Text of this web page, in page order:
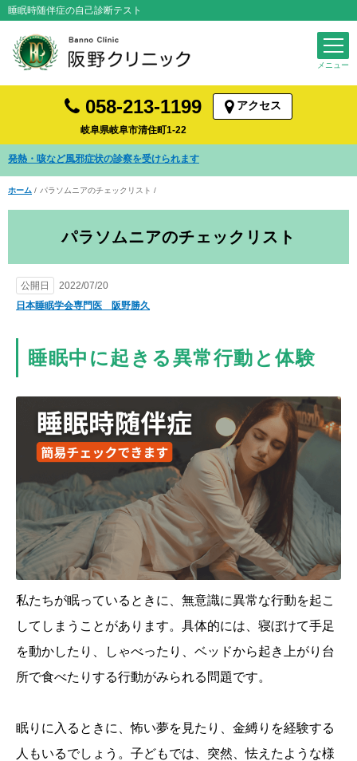
睡眠時随伴症の自己診断テスト
058-213-1199
岐阜県岐阜市清住町1-22
アクセス
発熱・咳など風邪症状の診察を受けられます
ホーム パラソムニアのチェックリスト
パラソムニアのチェックリスト
公開日
2022/07/20
日本睡眠学会専門医 阪野勝久
睡眠中に起きる異常行動と体験
私たちが眠っているときに、無意識に異常な行動を起こ
してしまうことがあります。具体的には、寝ぼけて手足
を動かしたり、しゃべったり、ベッドから起き上がり台
所で食べたりする行動がみられる問題です。
眠りに入るときに、怖い夢を見たり、金縛りを経験する
人もいるでしょう。子どもでは、突然、怯えたような様